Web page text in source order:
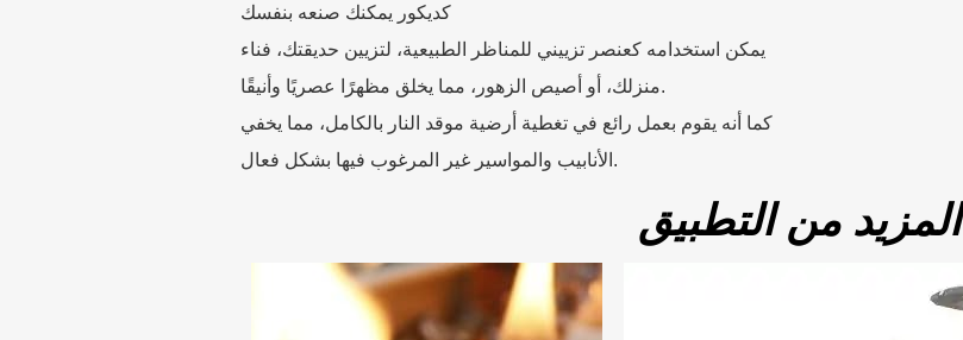
كديكور يمكنك صنعه بنفسك
يمكن استخدامه كعنصر تزييني للمناظر الطبيعية، لتزيين حديقتك، فناء
منزلك، أو أصيص الزهور، مما يخلق مظهرًا عصريًا وأنيقًا.
كما أنه يقوم بعمل رائع في تغطية أرضية موقد النار بالكامل، مما يخفي
الأنابيب والمواسير غير المرغوب فيها بشكل فعال.
المزيد من التطبيق